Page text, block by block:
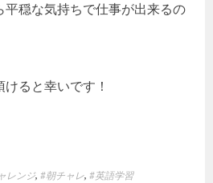
平穏な気持ちで仕事が出来るの
ると幸いです！
レンジ,#朝チャレ,#英語学習